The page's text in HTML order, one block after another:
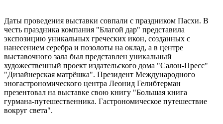
Даты проведения выставки совпали с праздником Пасхи. В
честь праздника компания "Благой дар" представила
экспозицию уникальных греческих икон, созданных с
нанесением серебра и позолоты на оклад, а в центре
выставочного зала был представлен уникальный
художественный проект издательского дома "Салон-Пресс"
"Дизайнерская матрёшка". Президент Международного
эногастрономического центра Леонид Гелибтерман
презентовал на выставке свою книгу "Большая книга
гурмана-путешественника. Гастрономическое путешествие
вокруг света".